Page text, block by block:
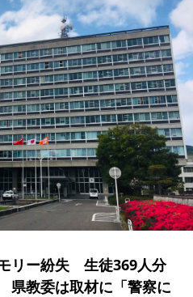
リー紛失 生徒369人分
教委は取材に「警察に